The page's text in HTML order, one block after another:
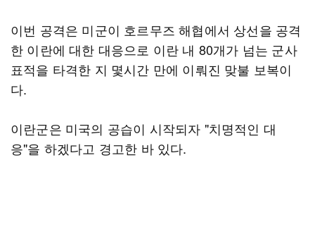
이번 공격은 미군이 호르무즈 해협에서 상선을 공격
한 이란에 대한 대응으로 이란 내 80개가 넘는 군사
표적을 타격한 지 몇시간 만에 이뤄진 맞불 보복이
다.
이란군은 미국의 공습이 시작되자 "치명적인 대
응"을 하겠다고 경고한 바 있다.